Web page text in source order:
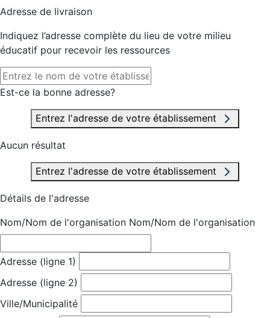
Adresse de livraison
Indiquez l’adresse complète du lieu de votre milieu
éducatif pour recevoir les ressources
Est-ce la bonne adresse?
Entrez l'adresse de votre établissement
Aucun résultat
Entrez l'adresse de votre établissement
Détails de l'adresse
Nom/Nom de l'organisation Nom/Nom de l'organisation
Adresse (ligne 1)
Adresse (ligne 2)
Ville/Municipalité